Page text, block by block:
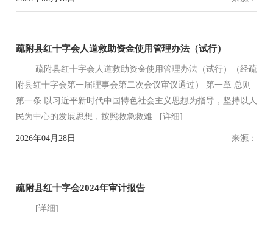
疏附县红十字会人道救助资金使用管理办法（试行）
疏附县红十字会人道救助资金使用管理办法（试行）（经疏
附县红十字会第一届理事会第二次会议审议通过） 第一章 总则
第一条 以习近平新时代中国特色社会主义思想为指导，坚持以人
民为中心的发展思想，按照救急救难...[详细]
2026年04月28日 来源：
疏附县红十字会2024年审计报告
[详细]